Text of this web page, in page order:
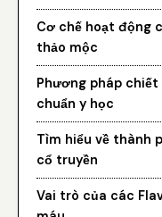
Cơ chế hoạt động
thảo mộc
Phương pháp
chuẩn y học
Tìm hiểu về thành
cổ truyền
Vai trò của các